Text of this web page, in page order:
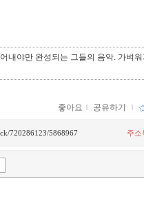
내야만 완성되는 그들의 음악. 가벼
좋아요 ｌ 공유하기 ｌ
720286123/5868967 주소